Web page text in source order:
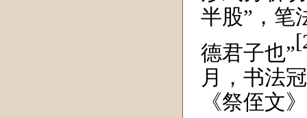
半股” ，
德君子也”
月，书法
《祭侄文